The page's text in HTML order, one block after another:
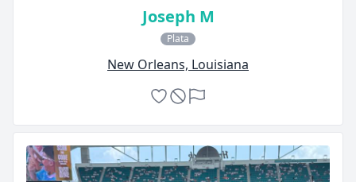
Joseph M
Plata
New Orleans, Louisiana